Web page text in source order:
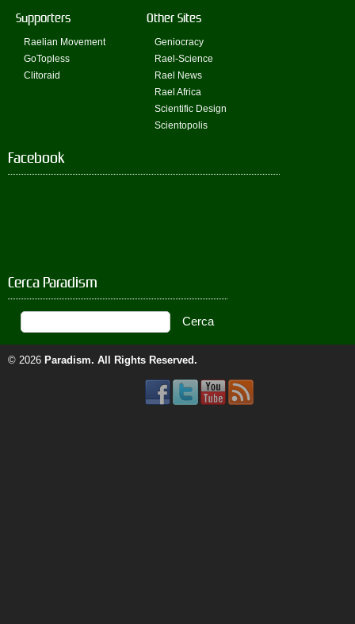
Supporters
Raelian Movement
GoTopless
Clitoraid
Other Sites
Geniocracy
Rael-Science
Rael News
Rael Africa
Scientific Design
Scientopolis
Facebook
Cerca Paradism
© 2026 Paradism. All Rights Reserved.